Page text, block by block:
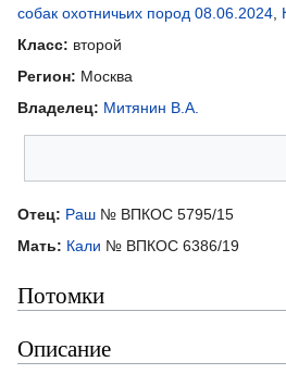
собак охотничьих пород 08.06.2024,
Класс: второй
Регион: Москва
Владелец: Митянин В.А.
Отец: Раш № ВПКОС 5795/15
Мать: Кали № ВПКОС 6386/19
Потомки
Описание